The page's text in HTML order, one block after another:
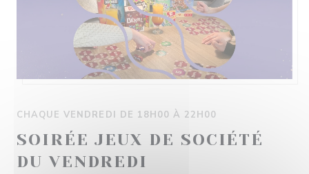
CHAQUE VENDREDI DE 18H00 À 22H00
SOIRÉE JEUX DE SOCIÉTÉ
DU VENDREDI